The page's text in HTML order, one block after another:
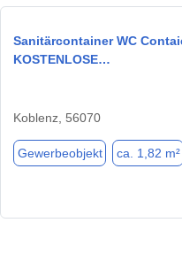
Sanitärcontainer WC
KOSTENLOSE…
Koblenz, 56070
Gewerbeobjekt ca. 1,82 m²